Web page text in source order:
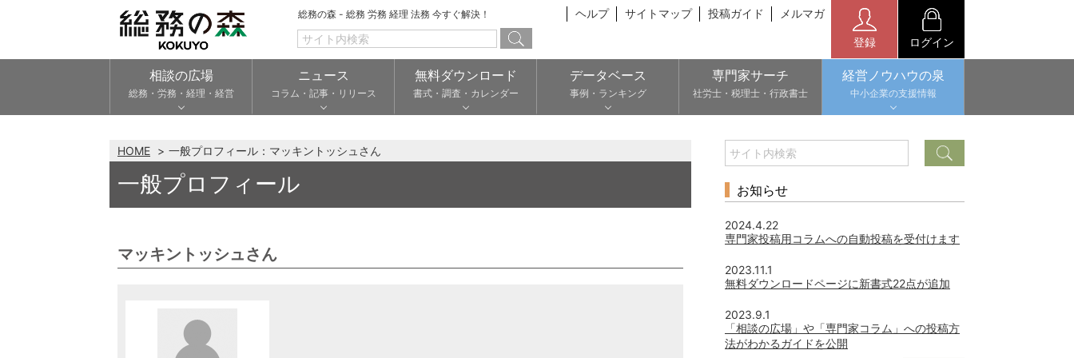
総務の森 - 総務 労務 経理 法務 今すぐ解決！ ヘルプ サイトマップ 投稿ガイド メルマガ
登録 ログイン
相談の広場
総務・労務・経理・経営
ニュース
コラム・記事・リリース
無料ダウンロード
書式・調査・カレンダー
データベース
事例・ランキング
専門家サーチ
社労士・税理士・行政書士
経営ノウハウの泉
中小企業の支援情報
HOME 一般プロフィール：マッキントッシュさん
一般プロフィール
マッキントッシュさん
お知らせ
2024.4.22
専門家投稿用コラムへの自動投稿を受付けます
2023.11.1
無料ダウンロードページに新書式22点が追加
2023.9.1
「相談の広場」や「専門家コラム」への投稿方
法がわかるガイドを公開